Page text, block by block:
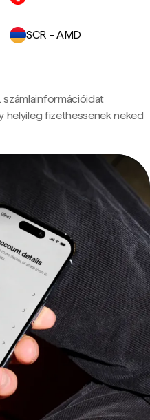
SCR – AMD
számlainformációidat
helyileg fizethessenek neked